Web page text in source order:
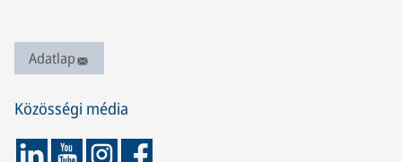
Adatlap
Közösségi média